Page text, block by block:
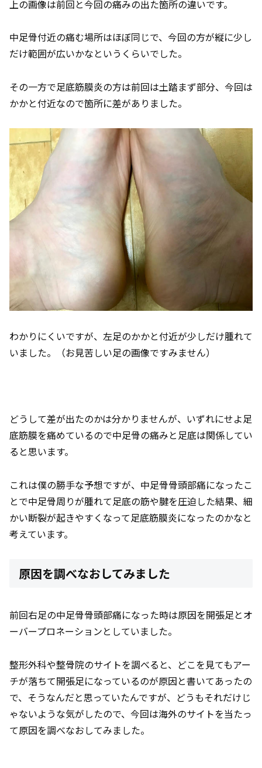
上の画像は前回と今回の痛みの出た箇所の違いです。
中足骨付近の痛む場所はほぼ同じで、今回の方が縦に少し
だけ範囲が広いかなというくらいでした。
その一方で足底筋膜炎の方は前回は土踏まず部分、今回は
かかと付近なので箇所に差がありました。
わかりにくいですが、左足のかかと付近が少しだけ腫れて
いました。（お見苦しい足の画像ですみません）
どうして差が出たのかは分かりませんが、いずれにせよ足
底筋膜を痛めているので中足骨の痛みと足底は関係してい
ると思います。
これは僕の勝手な予想ですが、中足骨骨頭部痛になったこ
とで中足骨周りが腫れて足底の筋や腱を圧迫した結果、細
かい断裂が起きやすくなって足底筋膜炎になったのかなと
考えています。
原因を調べなおしてみました
前回右足の中足骨骨頭部痛になった時は原因を開張足とオ
ーバープロネーションとしていました。
整形外科や整骨院のサイトを調べると、どこを見てもアー
チが落ちて開張足になっているのが原因と書いてあったの
で、そうなんだと思っていたんですが、どうもそれだけじ
ゃないような気がしたので、今回は海外のサイトを当たっ
て原因を調べなおしてみました。